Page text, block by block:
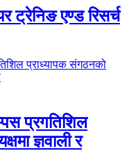
ट्रेनिङ एण्ड रिसर्च
प्रगतिशिल
ज्ञवाली र